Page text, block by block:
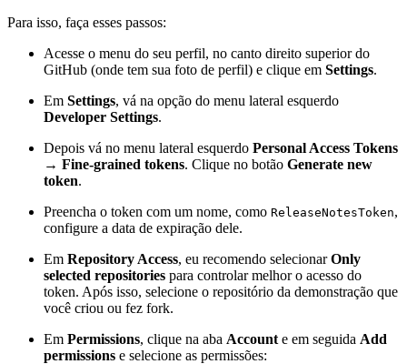
Para isso, faça esses passos:
Acesse o menu do seu perfil, no canto direito superior do
GitHub (onde tem sua foto de perfil) e clique em Settings.
Em Settings, vá na opção do menu lateral esquerdo
Developer Settings.
Depois vá no menu lateral esquerdo Personal Access Tokens
→ Fine-grained tokens. Clique no botão Generate new
token.
Preencha o token com um nome, como ReleaseNotesToken,
configure a data de expiração dele.
Em Repository Access, eu recomendo selecionarOnly
selected repositories para controlar melhor o acesso do
token. Após isso, selecione o repositório da demonstração que
você criou ou fez fork.
Em Permissions, clique na aba Account e em seguida Add
permissions e selecione as permissões: